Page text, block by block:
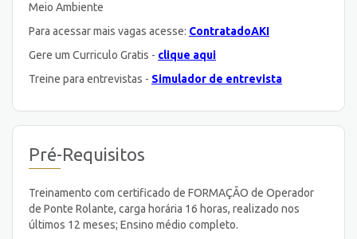
Meio Ambiente
Para acessar mais vagas acesse: ContratadoAKI
Gere um Curriculo Gratis - clique aqui
Treine para entrevistas - Simulador de entrevista
Pré-Requisitos
Treinamento com certificado de FORMAÇÃO de Operador
de Ponte Rolante, carga horária 16 horas, realizado nos
últimos 12 meses; Ensino médio completo.